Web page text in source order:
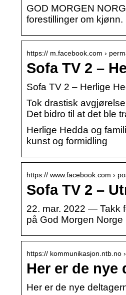
GOD MORGEN
forestillinger om
https:// m.facebook.com ›
Sofa TV 2 –
Sofa TV 2 – Herlige
Tok drastisk
Det bidro til at det ble
Herlige Hedda og
kunst og formidling
https:// www.facebook.com ›
Sofa TV 2 –
22. mar. 2022 — Takk
på God Morgen
https:// kommunikasjon.ntb.no
Her er de nye
Her er de nye